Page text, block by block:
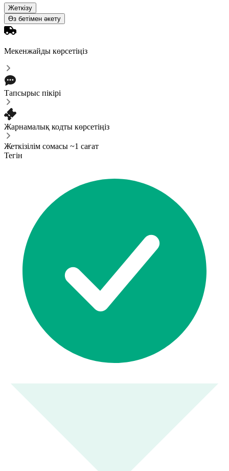
Жеткізу
Өз бетімен әкету
Мекенжайды көрсетіңіз
Тапсырыс пікірі
Жарнамалық кодты көрсетіңіз
Жеткізілім сомасы ~1 сағат
Тегін